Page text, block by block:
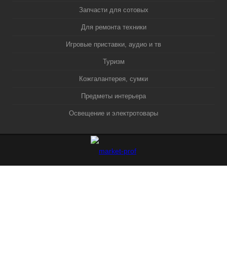
Запчасти для сотовых
Для ремонта техники
Игровые приставки, аудио и тв
Туризм
Кожгалантерея, сумки
Предметы интерьера
Освещение и электротовары